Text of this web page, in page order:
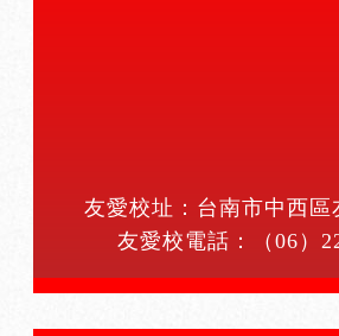
友愛校址：台南市中西區
友愛校電話：
（06）